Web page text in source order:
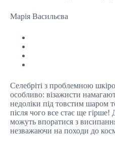
Марія Васильєва
Селебріті з проблемною
особливо: візажисти
недоліки під товстим шаром
після чого все стає ще гірше!
можуть впоратися з
незважаючи на походи до